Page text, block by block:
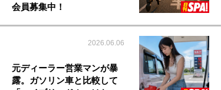
会員募集中！
2026.06.06
元ディーラー営業マンが暴
露。ガソリン車と比較して